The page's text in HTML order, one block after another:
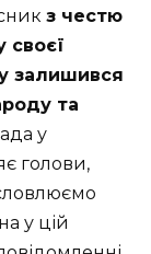
з честю
своєї
залишився
та
у
голови,
у цій